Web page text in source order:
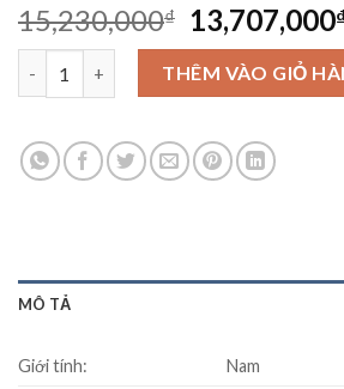
15,230,000₫
Original
price
was:
13,707,000
Đồng Hồ Seiko Presage SSA385J1 số
THÊM VÀO GIỎ
MÔ TẢ
Giới tính:
Nam